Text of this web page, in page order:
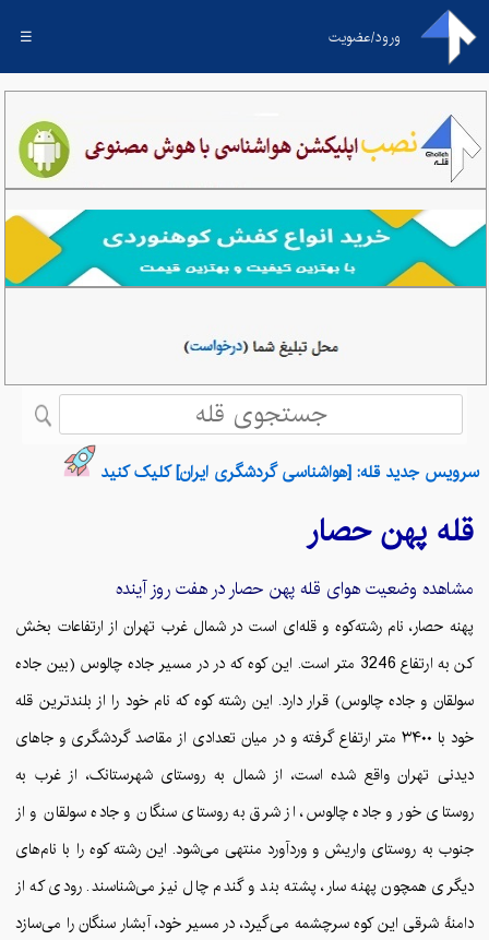
ورود/عضویت ☰
سرویس جدید قله: [هواشناسی گردشگری ایران] کلیک کنید
قلهپهن حصار
مشاهده وضعیت هوای قلهپهن حصار در هفت روز آینده
پهنه حصار، نام رشته‌کوه و قله‌ای است در شمال غرب تهران از ارتفاعات بخش
کن به ارتفاع 3246 متر است. این کوه که در در مسیر جاده چالوس (بین جاده
سولقان و جاده چالوس) قرار دارد. این رشته کوه که نام خود را از بلندترین قله
خود با ۳۴۰۰ متر ارتفاع گرفته و در میان تعدادی از مقاصد گردشگری و جاهای
دیدنی تهران واقع شده است، از شمال به روستای شهرستانک، از غرب به
روستای خور و جاده چالوس، از شرق به روستای سنگان و جاده سولقان و از
جنوب به روستای واریش و وردآورد منتهی می‌شود. این رشته کوه را با نام‌های
دیگری همچون پهنه سار، پشته بند و گندم چال نیز می‌شناسند. رودی که از
دامنهٔ شرقی این کوه سرچشمه می‌گیرد، در مسیر خود، آبشار سنگان را می‌سازد